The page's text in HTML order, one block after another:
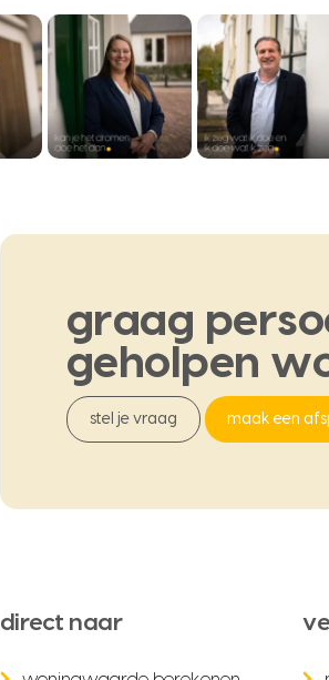
graag
geholpen
stel je vraag maak een
direct naar